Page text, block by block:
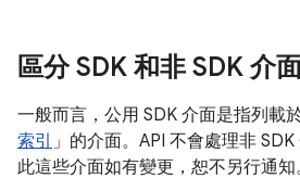
區分 SDK 和非 SDK 介
一般而言，公用 SDK 介面是指列載
索引 」的介面。API 不會處理非
此這些介面如有變更，恕不另行通知